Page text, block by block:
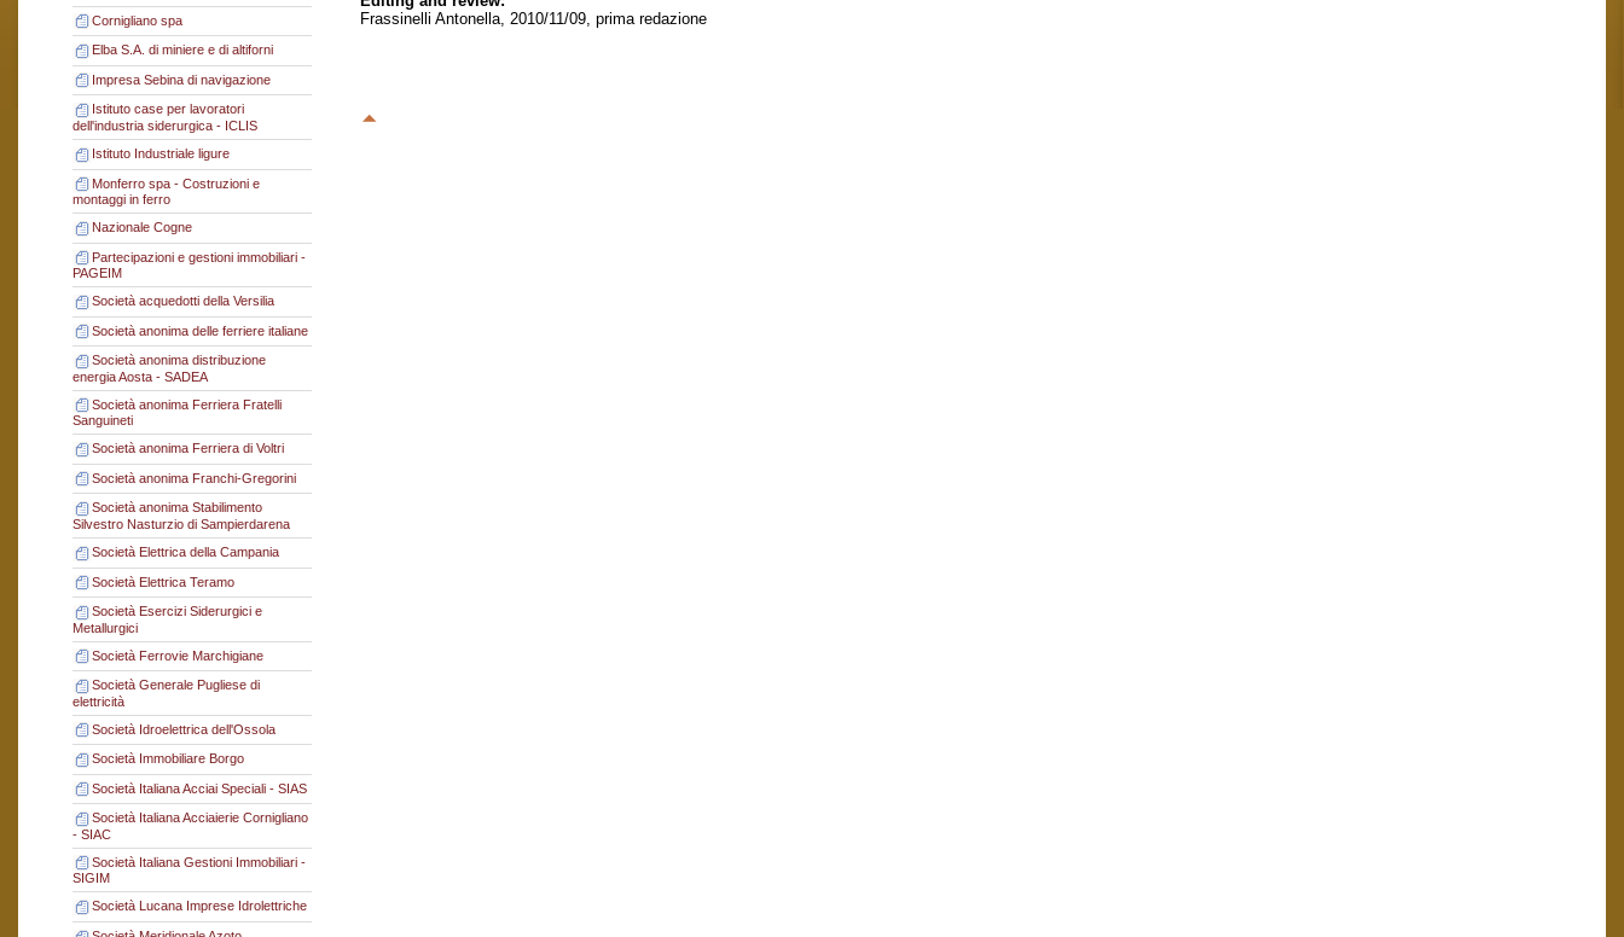
Cornigliano spa
Elba S.A. di miniere e di altiforni
Impresa Sebina di navigazione
Istituto case per lavoratori
dell'industria siderurgica - ICLIS
Istituto Industriale ligure
Monferro spa - Costruzioni e
montaggi in ferro
Nazionale Cogne
Partecipazioni e gestioni immobiliari -
PAGEIM
Società acquedotti della Versilia
Società anonima delle ferriere italiane
Società anonima distribuzione
energia Aosta - SADEA
Società anonima Ferriera Fratelli
Sanguineti
Società anonima Ferriera di Voltri
Società anonima Franchi-Gregorini
Società anonima Stabilimento
Silvestro Nasturzio di Sampierdarena
Società Elettrica della Campania
Società Elettrica Teramo
Società Esercizi Siderurgici e
Metallurgici
Società Ferrovie Marchigiane
Società Generale Pugliese di
elettricità
Società Idroelettrica dell'Ossola
Società Immobiliare Borgo
Società Italiana Acciai Speciali - SIAS
Società Italiana Acciaierie Cornigliano
- SIAC
Società Italiana Gestioni Immobiliari -
SIGIM
Società Lucana Imprese Idrolettriche
Frassinelli Antonella, 2010/11/09, prima redazione